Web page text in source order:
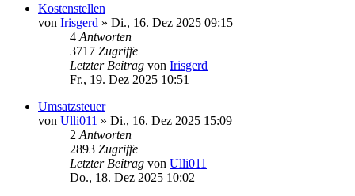
Kostenstellen
von Irisgerd » Di., 16. Dez 2025 09:15
4 Antworten
3717 Zugriffe
Letzter Beitrag von Irisgerd
Fr., 19. Dez 2025 10:51
Umsatzsteuer
von Ulli011 » Di., 16. Dez 2025 15:09
2 Antworten
2893 Zugriffe
Letzter Beitrag von Ulli011
Do., 18. Dez 2025 10:02